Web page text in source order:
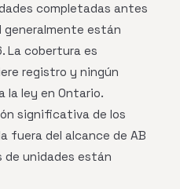
completadas antes
generalmente están
La cobertura es
registro y ningún
la ley en Ontario.
significativa de los
fuera del alcance de AB
de unidades están